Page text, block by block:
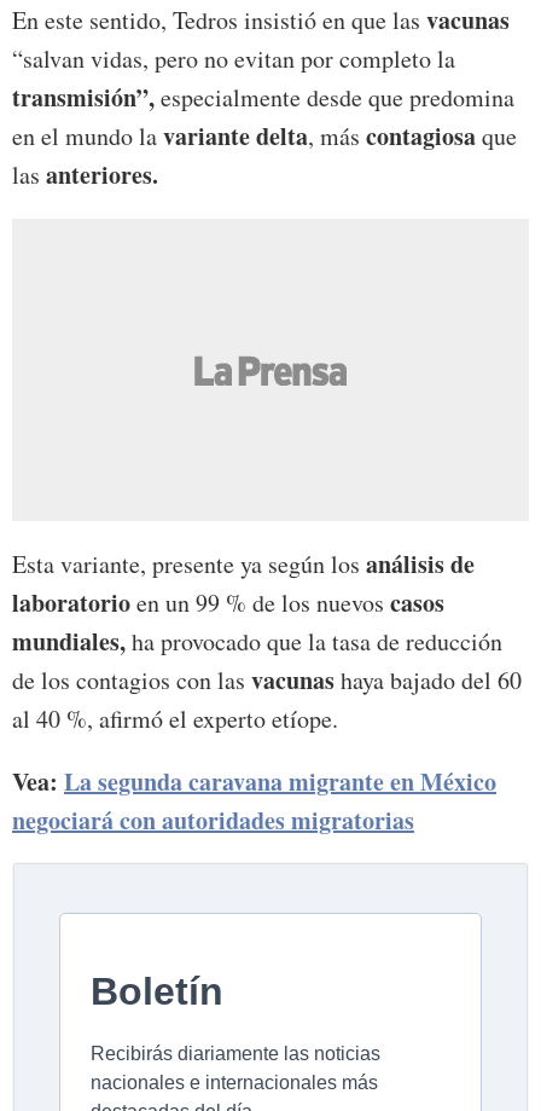
En este sentido, Tedros insistió en que las vacunas
“salvan vidas, pero no evitan por completo la
transmisión”,especialmente desde que predomina
en el mundo lavariante delta, más contagiosaque
las anteriores.
Esta variante, presente ya según los análisis de
laboratorioen un 99 % de los nuevos casos
mundiales,ha provocado que la tasa de reducción
de los contagios con las vacunashaya bajado del 60
al 40 %, afirmó el experto etíope.
Vea: La segunda caravana migrante en México
negociará con autoridades migratorias